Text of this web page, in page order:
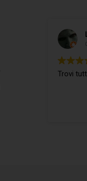
Trovi